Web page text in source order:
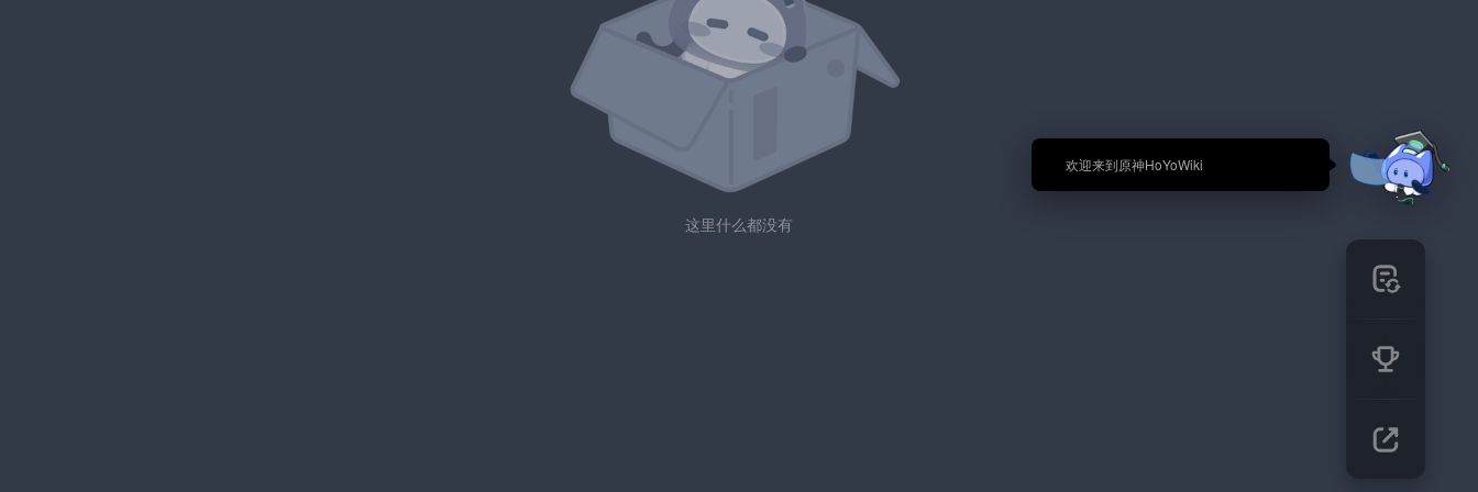
🎉 欢迎来到原神HoYoWiki
这里什么都没有